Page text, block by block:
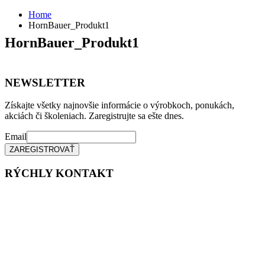
Home
HornBauer_Produkt1
HornBauer_Produkt1
NEWSLETTER
Získajte všetky najnovšie informácie o výrobkoch, ponukách,
akciách či školeniach. Zaregistrujte sa ešte dnes.
Email
RÝCHLY KONTAKT